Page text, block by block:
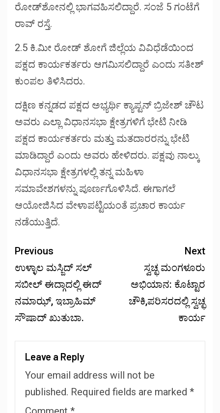
ರೋಡ್‌ಶೋನಲ್ಲಿ ಭಾಗವಹಿಸಲಿದ್ದಾರೆ. ಸಂಜೆ 5 ಗಂಟೆಗೆ
ರಾವ್ ರಸ್ತೆ.
2.5 ಕಿ.ಮೀ ರೋಡ್ ಶೋಗೆ ಜಿಲ್ಲೆಯ ವಿವಿಧೆಡೆಯಿಂದ
ಪಕ್ಷದ ಕಾರ್ಯಕರ್ತರು ಆಗಮಿಸಲಿದ್ದಾರೆ ಎಂದು ಸತೀಶ್
ಕುಂಪಲ ತಿಳಿಸಿದರು.
ದಕ್ಷಿಣ ಕನ್ನಡದ ಪಕ್ಷದ ಅಭ್ಯರ್ಥಿ ಕ್ಯಾಪ್ಟನ್ ಬ್ರಿಜೇಶ್ ಚೌಟ
ಅವರು ಎಲ್ಲಾ ವಿಧಾನಸಭಾ ಕ್ಷೇತ್ರಗಳಿಗೆ ಭೇಟಿ ನೀಡಿ
ಪಕ್ಷದ ಕಾರ್ಯಕರ್ತರು ಮತ್ತು ಮತದಾರರನ್ನು ಭೇಟಿ
ಮಾಡಿದ್ದಾರೆ ಎಂದು ಅವರು ಹೇಳಿದರು. ಪಕ್ಷವು ನಾಲ್ಕು
ವಿಧಾನಸಭಾ ಕ್ಷೇತ್ರಗಳಲ್ಲಿ ತನ್ನ ಮಹಿಳಾ
ಸಮಾವೇಶಗಳನ್ನು ಪೂರ್ಣಗೊಳಿಸಿದೆ. ಈಗಾಗಲೆ
ಆಯೋಜಿಸಿದ ವೇಳಾಪಟ್ಟಿಯಂತೆ ಪ್ರಚಾರ ಕಾರ್ಯ
ನಡೆಯುತ್ತಿದೆ.
Previous
ಉಳ್ಳಾಲ ಮಸ್ಜಿದ್ ಸಲ್
ಸಬೀಲ್ ಈದ್ಗಾದಲ್ಲಿ ಈದ್
ನಮಾಝ್, ಇಬ್ರಾಹಿಮ್
ಸೌಷಾದ್ ಖುತುಬಾ.
Next
ಸ್ವಚ್ಛ ಮಂಗಳೂರು
ಅಭಿಯಾನ: ಕೊಟ್ಟಾರ
ಚೌಕಿ,ಪರಿಸರದಲ್ಲಿ ಸ್ವಚ್ಛ
ಕಾರ್ಯ
Leave a Reply
Your email address will not be
published. Required fields are marked *